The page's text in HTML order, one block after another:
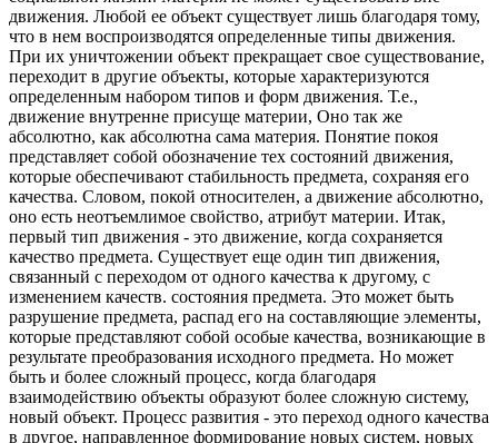
движения. Любой ее объект существует лишь благодаря тому,
что в нем воспроизводятся определенные типы движения.
При их уничтожении объект прекращает свое существование,
переходит в другие объекты, которые характеризуются
определенным набором типов и форм движения. Т.е.,
движение внутренне присуще материи, Оно так же
абсолютно, как абсолютна сама материя. Понятие покоя
представляет собой обозначение тех состояний движения,
которые обеспечивают стабильность предмета, сохраняя его
качества. Словом, покой относителен, а движение абсолютно,
оно есть неотъемлимое свойство, атрибут материи. Итак,
первый тип движения - это движение, когда сохраняется
качество предмета. Существует еще один тип движения,
связанный с переходом от одного качества к другому, с
изменением качеств. состояния предмета. Это может быть
разрушение предмета, распад его на составляющие элементы,
которые представляют собой особые качества, возникающие в
результате преобразования исходного предмета. Но может
быть и более сложный процесс, когда благодаря
взаимодействию объекты образуют более сложную систему,
новый объект. Процесс развития - это переход одного качества
в другое, направленное формирование новых систем, новых